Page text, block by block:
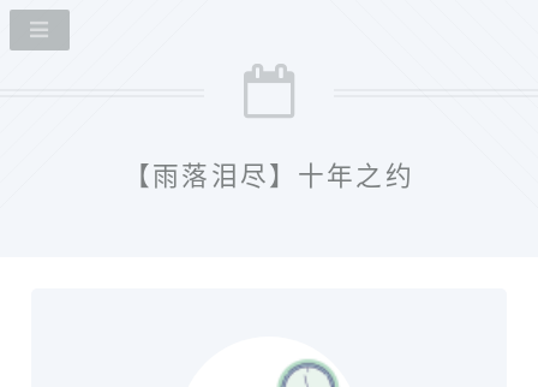
【雨落泪尽】十年之约